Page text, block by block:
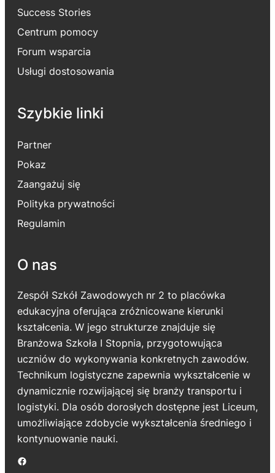
Success Stories
Centrum pomocy
Forum wsparcia
Usługi dostosowania
Szybkie linki
Partner
Pokaz
Zaangażuj się
Polityka prywatności
Regulamin
O nas
Zespół Szkół Zawodowych nr 2 to placówka
edukacyjna oferująca zróżnicowane kierunki
kształcenia. W jego strukturze znajduje się
Branżowa Szkoła I Stopnia, przygotowująca
uczniów do wykonywania konkretnych zawodów.
Technikum logistyczne zapewnia wykształcenie w
dynamicznie rozwijającej się branży transportu i
logistyki. Dla osób dorosłych dostępne jest Liceum,
umożliwiające zdobycie wykształcenia średniego i
kontynuowanie nauki.